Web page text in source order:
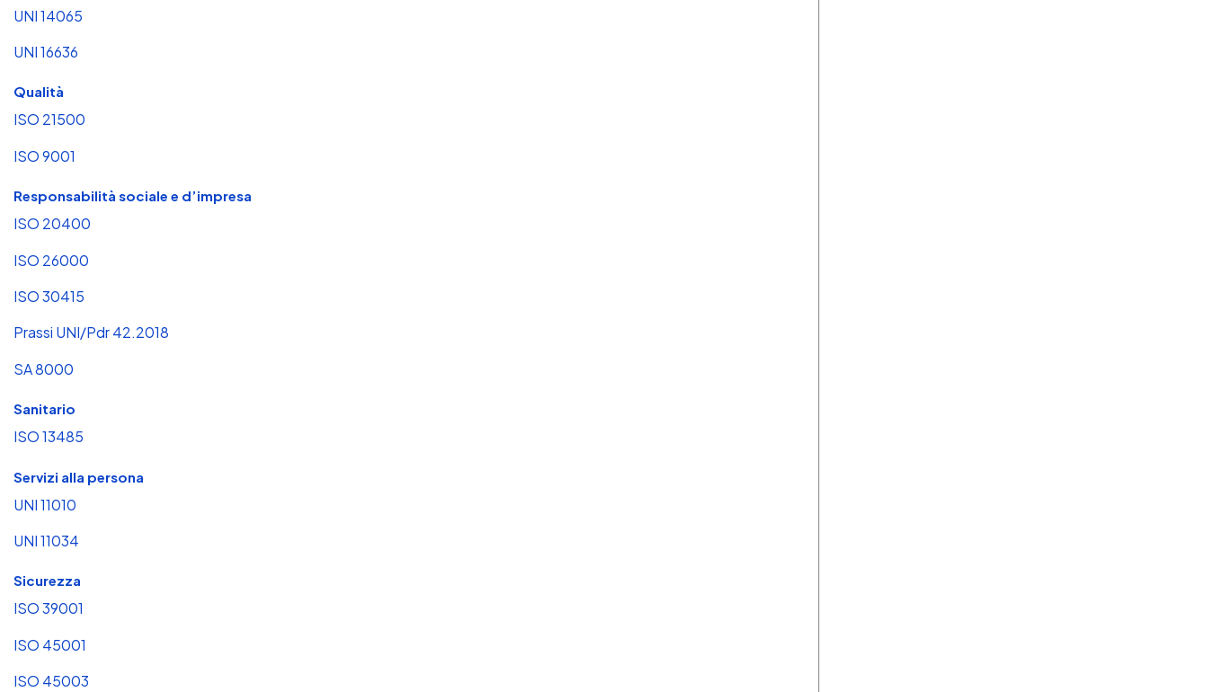
UNI 14065
UNI 16636
Qualità
ISO 21500
ISO 9001
Responsabilità sociale e d’impresa
ISO 20400
ISO 26000
ISO 30415
Prassi UNI/Pdr 42.2018
SA 8000
Sanitario
ISO 13485
Servizi alla persona
UNI 11010
UNI 11034
Sicurezza
ISO 39001
ISO 45001
ISO 45003